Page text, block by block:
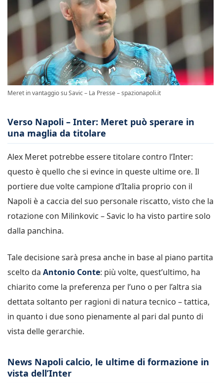
Meret in vantaggio su Savic – La Presse – spazionapoli.it
Verso Napoli – Inter: Meret può sperare in
una maglia da titolare
Alex Meret potrebbe essere titolare contro l’Inter:
questo è quello che si evince in queste ultime ore. Il
portiere due volte campione d’Italia proprio con il
Napoli è a caccia del suo personale riscatto, visto che la
rotazione con Milinkovic – Savic lo ha visto partire solo
dalla panchina.
Tale decisione sarà presa anche in base al piano partita
scelto da Antonio Conte: più volte, quest’ultimo, ha
chiarito come la preferenza per l’uno o per l’altra sia
dettata soltanto per ragioni di natura tecnico – tattica,
in quanto i due sono pienamente al pari dal punto di
vista delle gerarchie.
News Napoli calcio, le ultime di formazione in
vista dell’Inter